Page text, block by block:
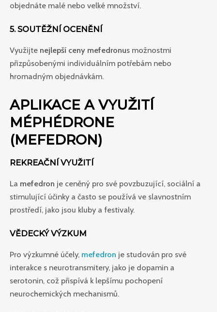
objednáte malé nebo velké množství.
5. SOUTĚŽNÍ OCENĚNÍ
Využijte nejlepší ceny mefedronus možnostmi
přizpůsobenými individuálním potřebám nebo
hromadným objednávkám.
APLIKACE A VYUŽITÍ
MÉPHÉDRONE
(MEFEDRON)
REKREAČNÍ VYUŽITÍ
La mefedron je ceněný pro své povzbuzující, sociální a
stimulující účinky a často se používá ve slavnostním
prostředí, jako jsou kluby a festivaly.
VĚDECKÝ VÝZKUM
Pro výzkumné účely, mefedron je studován pro své
interakce s neurotransmitery, jako je dopamin a
serotonin, což přispívá k lepšímu pochopení
neurochemických mechanismů.